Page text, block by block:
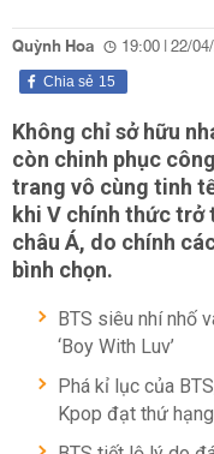
Quỳnh Hoa 19:00 | 22/
15
Chia sẻ
Không chỉ sở hữu
còn chinh phục
trang vô cùng tinh
khi V chính thức trở
châu Á, do chính
bình chọn.
BTS siêu nhí nhố
‘Boy With Luv’
Phá kỉ lục của
Kpop đạt thứ